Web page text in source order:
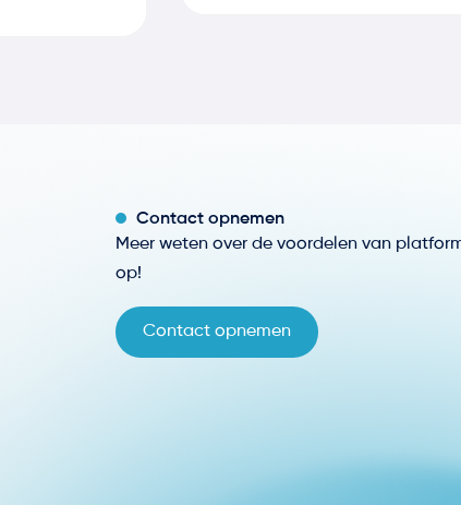
Contact opnemen
Meer weten over de voordelen van
op!
Contact opnemen